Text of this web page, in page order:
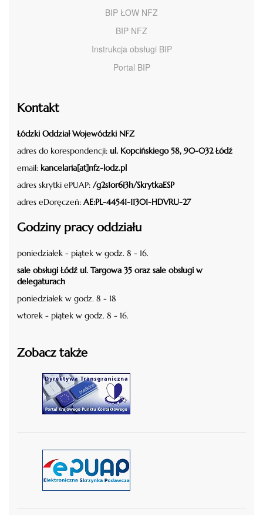
BIP ŁOW NFZ
BIP NFZ
Instrukcja obsługi BIP
Portal BIP
Kontakt
Łódzki Oddział Wojewódzki NFZ
adres do korespondencji: ul. Kopcińskiego 58, 90-032 Łódź
email: kancelaria[at]nfz-lodz.pl
adres skrytki ePUAP: /g2s1or6i3h/SkrytkaESP
adres eDoręczeń: AE:PL-44541-11301-HDVRU-27
Godziny pracy oddziału
poniedziałek - piątek w godz. 8 - 16.
sale obsługi Łódź ul. Targowa 35 oraz sale obsługi w
delegaturach
poniedziałek w godz. 8 - 18
wtorek - piątek w godz. 8 - 16.
Zobacz także
czytaj więcej
czytaj więcej